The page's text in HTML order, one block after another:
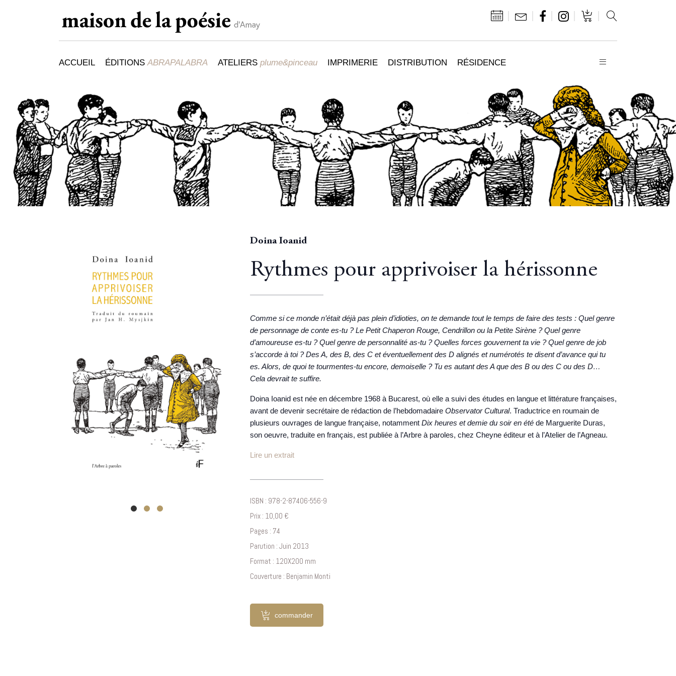
ACCUEIL ÉDITIONS ABRAPALABRA ATELIERS plume&pinceau IMPRIMERIE DISTRIBUTION RÉSIDENCE
Doina Ioanid
Rythmes pour apprivoiser la hérissonne
Comme si ce monde n’était déjà pas plein d’idioties, on te demande tout le temps de faire des tests : Quel genre
de personnage de conte es­-tu ? Le Petit Chaperon Rouge, Cendrillon ou la Petite Sirène ? Quel genre
d’amoureuse es­-tu ? Quel genre de personnalité as-tu ? Quelles forces gouvernent ta vie ? Quel genre de job
s’accorde à toi ? Des A, des B, des C et éventuellement des D alignés et numérotés te disent d’avance qui tu
es. Alors, de quoi te tourmentes-tu encore, demoiselle ? Tu es autant des A que des B ou des C ou des D…
Cela devrait te suffire.
Doina Ioanid est née en décembre 1968 à Bucarest, où elle a suivi des études en langue et littérature françaises,
avant de devenir secrétaire de rédaction de l’hebdomadaire Observator Cultural. Traductrice en roumain de
plusieurs ouvrages de langue française, notamment Dix heures et demie du soir en été de Marguerite Duras,
son oeuvre, traduite en français, est publiée à l’Arbre à paroles, chez Cheyne éditeur et à l’Atelier de l’Agneau.
Lire un extrait
ISBN : 978-2-87406-556-9
Prix : 10,00 €
Pages : 74
Parution : Juin 2013
Format : 120X200 mm
Couverture : Benjamin Monti
commander